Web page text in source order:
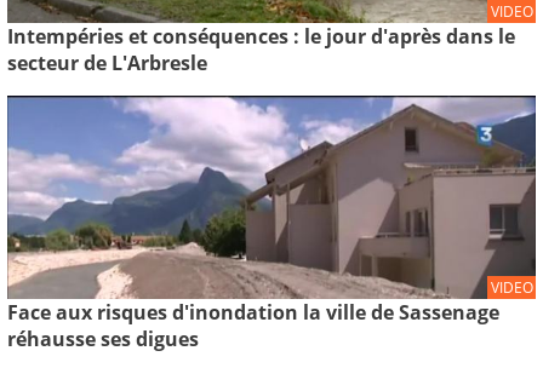
VIDEO
Intempéries et conséquences : le jour d'après dans le
secteur de L'Arbresle
VIDEO
Face aux risques d'inondation la ville de Sassenage
réhausse ses digues